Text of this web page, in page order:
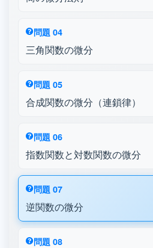
問題 04
三角関数の微分
問題 05
合成関数の微分（連鎖律）
問題 06
指数関数と対数関数の微分
問題 07
逆関数の微分
問題 08